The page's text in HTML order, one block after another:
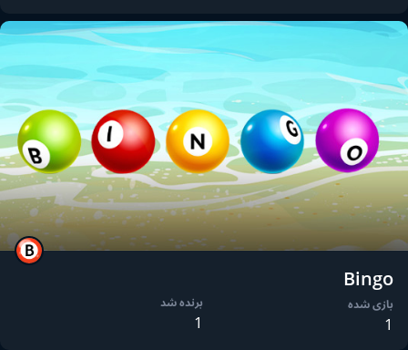
Bingo
بازی شده
1
برنده شد
1